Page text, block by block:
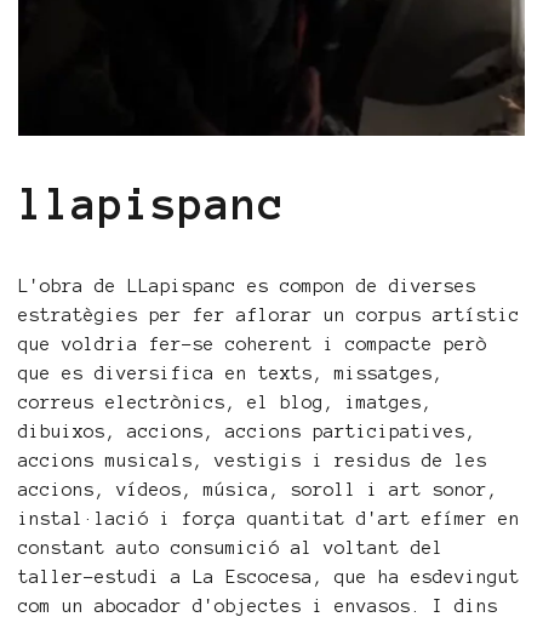
llapispanc
L'obra de LLapispanc es compon de diverses
estratègies per fer aflorar un corpus artístic
que voldria fer-se coherent i compacte però
que es diversifica en texts, missatges,
correus electrònics, el blog, imatges,
dibuixos, accions, accions participatives,
accions musicals, vestigis i residus de les
accions, vídeos, música, soroll i art sonor,
instal·lació i força quantitat d'art efímer en
constant auto consumició al voltant del
taller-estudi a La Escocesa, que ha esdevingut
com un abocador d'objectes i envasos. I dins